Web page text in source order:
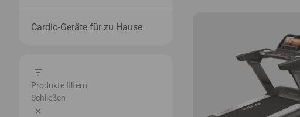
Cardio-Geräte für zu Hause
Produkte filtern
Schließen